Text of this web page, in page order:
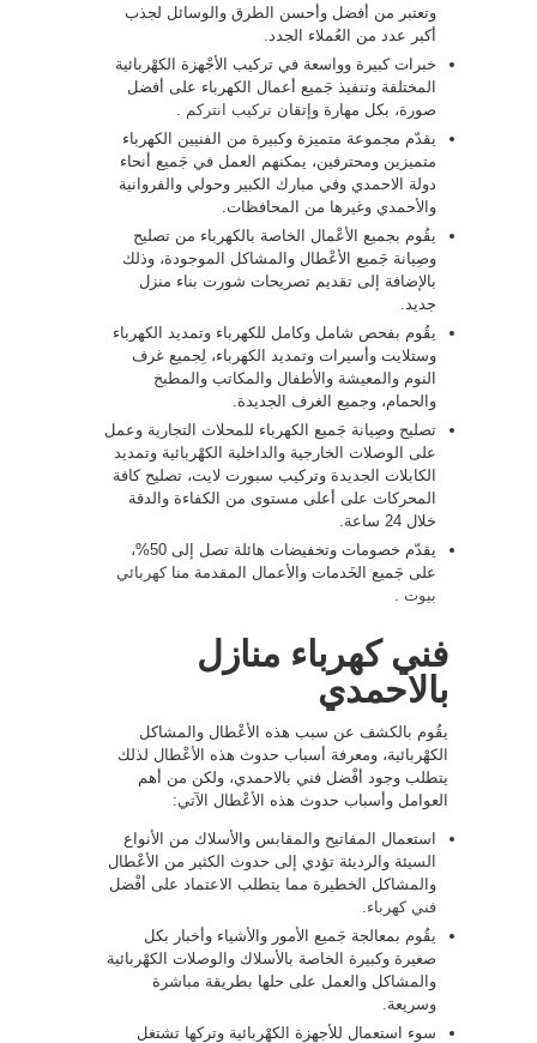
وتعتبر من أفضل وأحسن الطرق والوسائل لجذب
أكبر عدد من العُملاء الجدد.
خبرات كبيرة وواسعة في تركيب الأجْهزة الكهْربائية
المختلفة وتنفيذ جَميع أعمال الكهرباء على أفضل
صورة، بكل مهارة وإتقان تركيب انتركم
يقدّم مجموعة متميزة وكبيرة من الفنيين الكهرباء
متميزين ومحترفين، يمكنهم العمل في جَميع أنحاء
دولة الاحمدي وفي مبارك الكبير وحولي والفروانية
والأحمدي وغيرها من المحافظات.
يقُوم بجميع الأعْمال الخاصة بالكهرباء من تصليح
وصِيانة جَميع الأعْطال والمشاكل الموجودة، وذلك
بالإضافة إلى تقديم تصريحات شورت بناء منزل
جديد.
يقُوم بفحص شامل وكامل للكهرباء وتمديد الكهرباء
وستلايت وأسيرات وتمديد الكهرباء، لِجميع غرف
النوم والمعيشة والأطفال والمكاتب والمطبخ
والحمام، وجميع الغرف الجديدة.
تصليح وصِيانة جَميع الكهرباء للمحلات التجارية وعمل
على الوصلات الخارجية والداخلية الكهْربائية وتمديد
الكابلات الجديدة وتركيب سبورت لايت، تصليح كافة
المحركات على أعلى مستوى من الكفاءة والدقة
خلال 24 ساعة.
يقدّم خصومات وتخفيضات هائلة تصل إلى 50%،
على جَميع الخَدمات والأعمال المقدمة مناكهربائي
بيوت
فني كهرباء منازل
بالاحمدي
يقُوم بالكشف عن سبب هذه الأعْطال والمشاكل
الكهْربائية، ومعرفة أسباب حدوث هذه الأعْطال لذلك
يتطلب وجود أفْضل فني بالاحمدي، ولكن من أهم
العوامل وأسباب حدوث هذه الأعْطال الآتي:
استعمال المفاتيح والمقابس والأسلاك من الأنواع
السيئة والرديئة تؤدي إلى حدوث الكثير من الأعْطال
والمشاكل الخطيرة مما يتطلب الاعتماد على أفْضل
فني كهرباء
يقُوم بمعالجة جَميع الأمور والأشياء وأخبار بكل
صغيرة وكبيرة الخاصة بالأسلاك والوصلات الكهْربائية
والمشاكل والعمل على حلها بطريقة مباشرة
وسريعة.
سوء استعمال للأجهزة الكهْربائية وتركها تشتغل